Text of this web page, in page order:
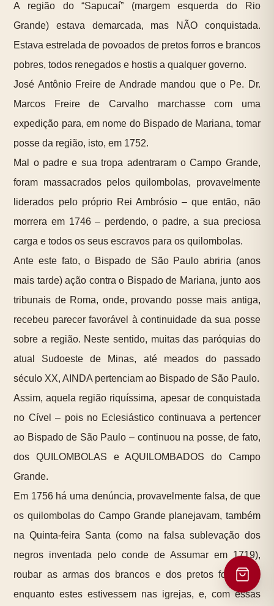
A região do “Sapucaí” (margem esquerda do Rio
Grande) estava demarcada, mas NÃO conquistada.
Estava estrelada de povoados de pretos forros e brancos
pobres, todos renegados e hostis a qualquer governo.
José Antônio Freire de Andrade mandou que o Pe. Dr.
Marcos Freire de Carvalho marchasse com uma
expedição para, em nome do Bispado de Mariana, tomar
posse da região, isto, em 1752.
Mal o padre e sua tropa adentraram o Campo Grande,
foram massacrados pelos quilombolas, provavelmente
liderados pelo próprio Rei Ambrósio – que então, não
morrera em 1746 – perdendo, o padre, a sua preciosa
carga e todos os seus escravos para os quilombolas.
Ante este fato, o Bispado de São Paulo abriria (anos
mais tarde) ação contra o Bispado de Mariana, junto aos
tribunais de Roma, onde, provando posse mais antiga,
recebeu parecer favorável à continuidade da sua posse
sobre a região. Neste sentido, muitas das paróquias do
atual Sudoeste de Minas, até meados do passado
século XX, AINDA pertenciam ao Bispado de São Paulo.
Assim, aquela região riquíssima, apesar de conquistada
no Cível – pois no Eclesiástico continuava a pertencer
ao Bispado de São Paulo – continuou na posse, de fato,
dos QUILOMBOLAS e AQUILOMBADOS do Campo
Grande.
Em 1756 há uma denúncia, provavelmente falsa, de que
os quilombolas do Campo Grande planejavam, também
na Quinta-feira Santa (como na falsa sublevação dos
negros inventada pelo conde de Assumar em 1719),
roubar as armas dos brancos e dos pretos forros (*),
enquanto estes estivessem nas igrejas, e, com essas